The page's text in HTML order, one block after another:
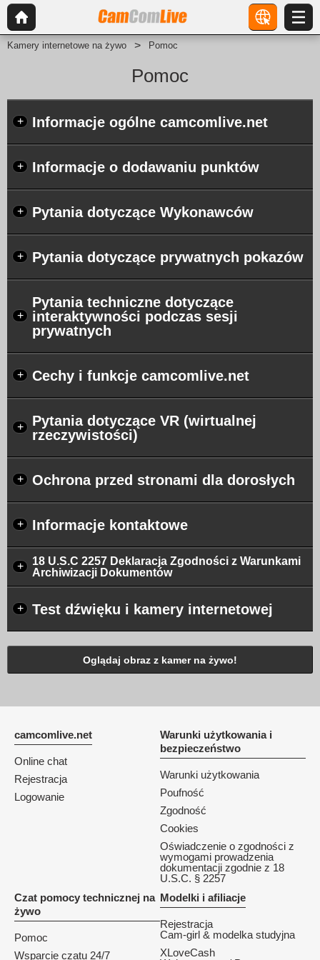
Kamery internetowe na żywo Pomoc
Pomoc
+ Informacje ogólne camcomlive.net
+ Informacje o dodawaniu punktów
+ Pytania dotyczące Wykonawców
+ Pytania dotyczące prywatnych pokazów
+
Pytania techniczne dotyczące
interaktywności podczas sesji
prywatnych
+ Cechy i funkcje camcomlive.net
+
Pytania dotyczące VR (wirtualnej
rzeczywistości)
+ Ochrona przed stronami dla dorosłych
+ Informacje kontaktowe
+
18 U.S.C 2257 Deklaracja Zgodności z Warunkami
Archiwizacji Dokumentów
+ Test dźwięku i kamery internetowej
Oglądaj obraz z kamer na żywo!
camcomlive.net
Online chat
Rejestracja
Logowanie
Warunki użytkowania i
bezpieczeństwo
Warunki użytkowania
Poufność
Zgodność
Cookies
Oświadczenie o zgodności z
wymogami prowadzenia
dokumentacji zgodnie z 18
U.S.C. § 2257
Czat pomocy technicznej na
żywo
Pomoc
Wsparcie czatu 24/7
Modelki i afiliacje
Rejestracja
Cam-girl & modelka studyjna
XLoveCash